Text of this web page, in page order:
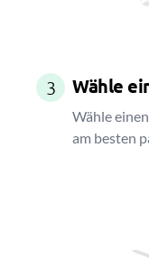
3 Wähle
Wähle
am besten